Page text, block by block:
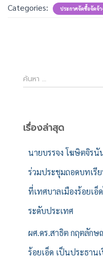
Categories: ประกาศจัดซื้อจัดจ้า
ค้
น
สำ
ค้นหา …
เรื่องล่าสุด
นายบรรจง โฆษิตจิรนั
ร่วมประชุมถอดบทเรี
ที่เทศบาลเมืองร้อยเอ็
ระดับประเทศ
ผศ.ดร.สาธิต กฤตลักษ
ร้อยเอ็ด เป็นประธาน